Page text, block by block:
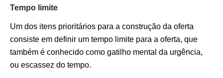
Tempo limite
Um dos itens prioritários para a construção da oferta
consiste em definir um tempo limite para a oferta, que
também é conhecido como gatilho mental da urgência,
ou escassez do tempo.